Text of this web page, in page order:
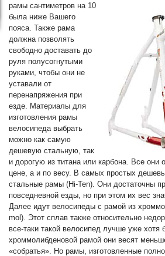
Гарфик
работы
и
схема
проезда
On-line запись на
сервисное обслуживание
Шины и диски
Автохимия
Автоэлектроника
Запчасти
Масла
рамы сантиметров на 10
была ниже Вашего
пояса. Также рама
должна позволять
свободно доставать до
руля полусогнутыми
руками, чтобы они не
уставали от
перенапряжения при
езде. Материалы для
изготовления рамы
велосипеда выбрать
можно как самую
дешевую стальную, так
и дорогую из титана или карбона. Все они
цене, а и по весу. В самых простых
стальные рамы (Hi-Ten). Они достаточны
повседневной езды, но при этом их вес
Далее идут велосипеды с рамой из
mol). Этот сплав также относительно
все-таки такой велосипед лучше уже хотя
хроммолибденовой рамой они весят
«собратья». Но рамы, изготовленные